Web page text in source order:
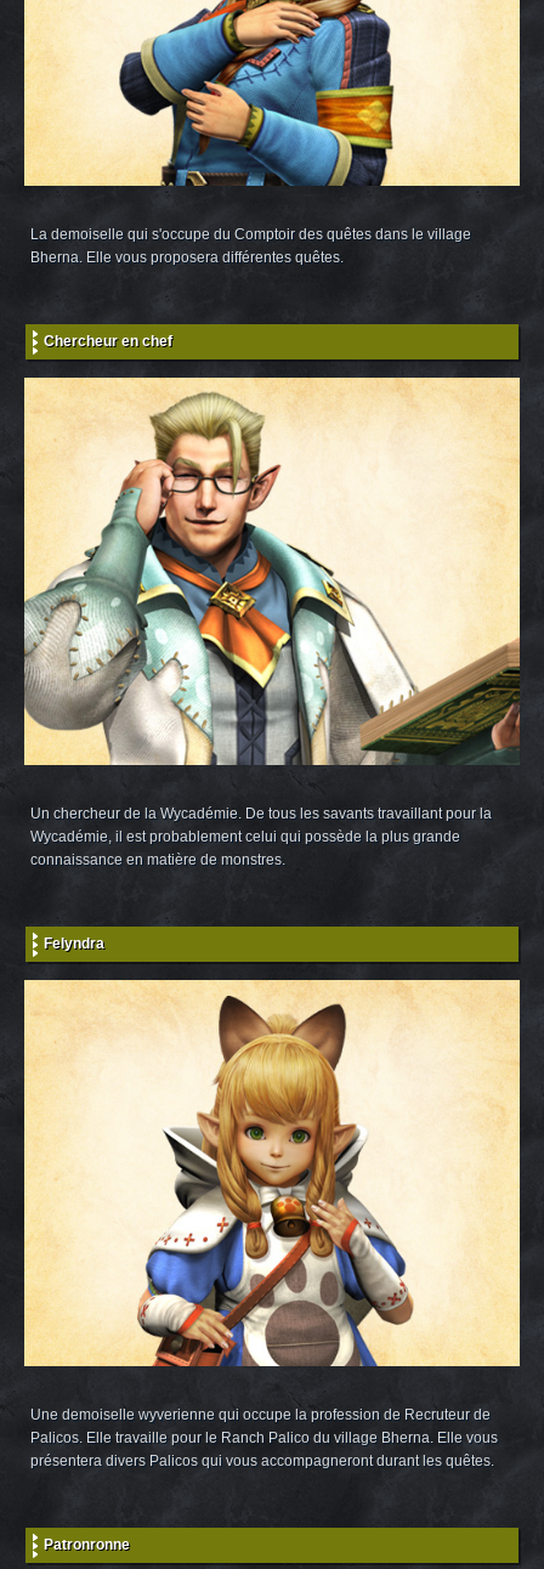
La demoiselle qui s'occupe du Comptoir des quêtes dans le village
Bherna. Elle vous proposera différentes quêtes.
Chercheur en chef
Un chercheur de la Wycadémie. De tous les savants travaillant pour la
Wycadémie, il est probablement celui qui possède la plus grande
connaissance en matière de monstres.
Felyndra
Une demoiselle wyverienne qui occupe la profession de Recruteur de
Palicos. Elle travaille pour le Ranch Palico du village Bherna. Elle vous
présentera divers Palicos qui vous accompagneront durant les quêtes.
Patronronne